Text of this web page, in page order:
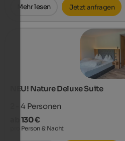
Mehr lesen Jetzt anfragen
NEU! Nature Deluxe Suite
2 - 4 Personen
ab 130 €
pro Person & Nacht